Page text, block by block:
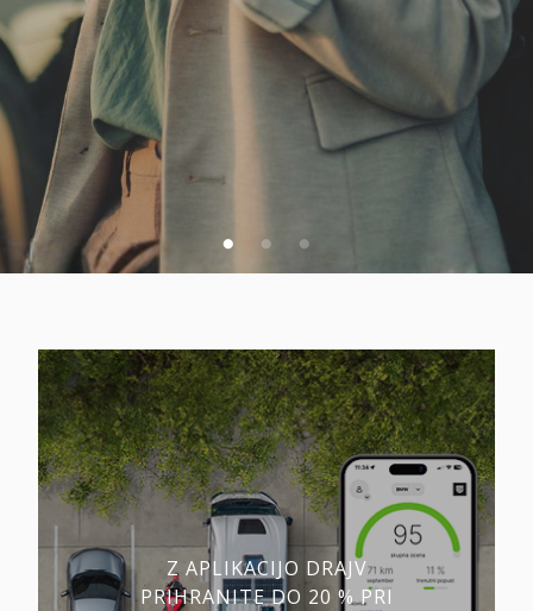
VSA SPLETNA PONUDBA
Z APLIKACIJO DRAJV
PRIHRANITE DO 20 % PRI